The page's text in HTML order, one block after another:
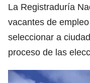
La Registraduría
vacantes de
seleccionar a
proceso de las